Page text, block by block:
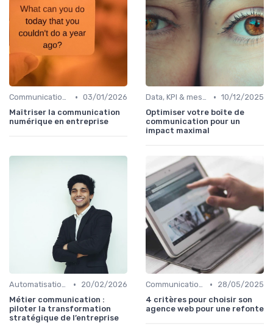
Communication digitale & omnicanale • 03/01/2026
Maîtriser la communication
numérique en entreprise
Data, KPI & mesure de l’impact • 10/12/2025
Optimiser votre boîte de
communication pour un
impact maximal
Automatisation & performance des campagnes •
20/02/2026
Métier communication :
piloter la transformation
stratégique de l’entreprise
Communication digitale & omnicanale •
28/05/2025
4 critères pour choisir son
agence web pour une refonte